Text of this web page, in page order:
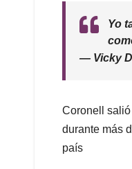
Yo
— Vicky
Coronell
durante más
país